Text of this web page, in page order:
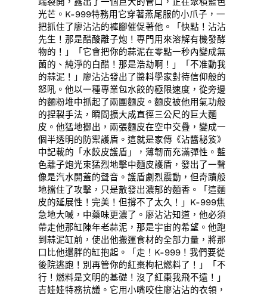
光芒。K-999特務用它穿著燕尾服的小爪子，一
把抓住了廖沾沾的褲腳催促著他。「快點！沾沾
先生！那是醋酸離子炮！專門用來溶解有機發酵
物的！」「它會把你的蒜泥在零點一秒內變成無
菌的、純淨的白醋！那是浩劫啊！」「不准動我
的蒜泥！」廖沾沾發出了醬料學家對待信仰般的
怒吼。他以一種專業包水餃的極限速度，從旁邊
的麵粉堆中抓起了兩團麵皮。麵皮被他用氣功般
的捏製手法，瞬間擴大成直徑三公尺的巨大麵
皮。他猛地擲出，兩張麵皮在空中交疊，變成一
個半透明的防禦護盾。這就是家傳《沾醬秘笈》
中記載的「水餃皮護盾」，薄韌而充滿彈性。藍
色離子炮光束猛烈地擊中麵皮護盾，發出了一聲
像是汽水開蓋的聲音。護盾劇烈震動，但奇蹟般
地擋住了攻擊，只是散發出濃郁的麵香。「這麵
皮的延展性！完美！但撐不了太久！」K-999焦
急地大喊，中藥味更濃了。廖沾沾知道，他必須
帶走他那缸陳年老蒜泥，那是宇宙的希望。他跑
到蒜泥缸前，使出他搬運食材的全部力量，將那
口比他還胖的缸抱起。「走！K-999！我們要從
後院逃跑！別再管你的紅棗枸杞燃料了！」「不
行！燃料是文明的基礎！沒了紅棗我飛不遠！」
吉娃娃特務抗議。它用小嘴咬住廖沾沾的衣領，